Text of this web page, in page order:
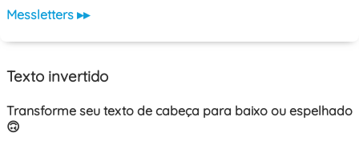
Messletters ▸▸
Texto invertido
Transforme seu texto de cabeça para baixo ou espelhado
🙃